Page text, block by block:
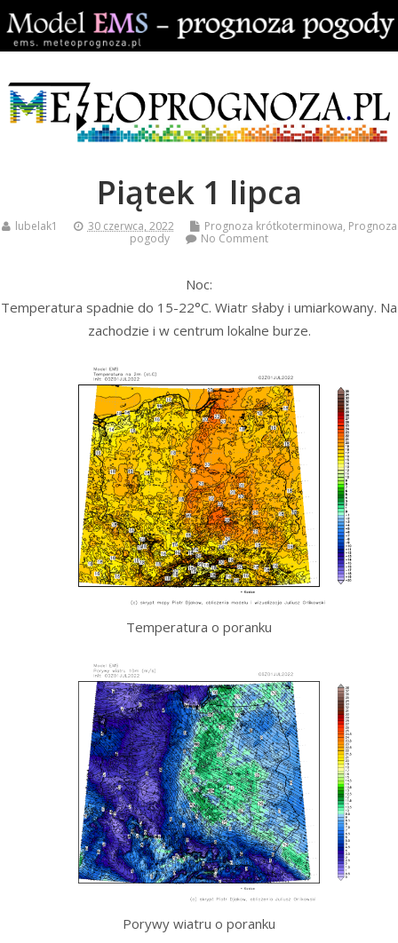
Piątek 1 lipca
lubelak1 30 czerwca, 2022 Prognoza krótkoterminowa, Prognoza
pogody
No Comment
Noc:
Temperatura spadnie do 15-22°C. Wiatr słaby i umiarkowany. Na
zachodzie i w centrum lokalne burze.
Temperatura o poranku
Porywy wiatru o poranku